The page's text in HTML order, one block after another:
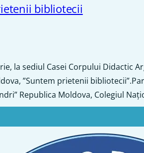
bibliotecii
la sediul Casei Corpului Didactic
”Suntem prietenii
Republica Moldova, Colegiul